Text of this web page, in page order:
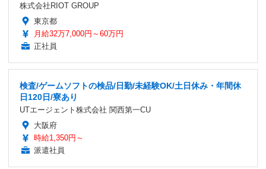
株式会社RIOT GROUP
東京都
月給32万7,000円～60万円
正社員
検査/ゲームソフトの検品/日勤/未経験OK/土日休み・年間休
日120日/寮あり
UTエージェント株式会社 関西第一CU
大阪府
時給1,350円～
派遣社員